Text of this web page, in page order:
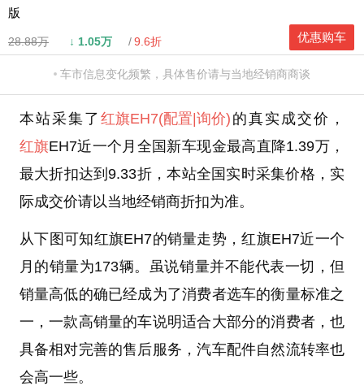
版
28.88万 ↓ 1.05万 9.6折 优惠购车
车市信息变化频繁，具体售价请与当地经销商商谈
本站采集了 红旗EH7(配置|询价) 的真实成交价，
红旗EH7近一个月全国新车现金最高直降1.39万，
最大折扣达到9.33折，本站全国实时采集价格，实
际成交价请以当地经销商折扣为准。
从下图可知红旗EH7的销量走势，红旗EH7近一个
月的销量为173辆。虽说销量并不能代表一切，但
销量高低的确已经成为了消费者选车的衡量标准之
一，一款高销量的车说明适合大部分的消费者，也
具备相对完善的售后服务，汽车配件自然流转率也
会高一些。